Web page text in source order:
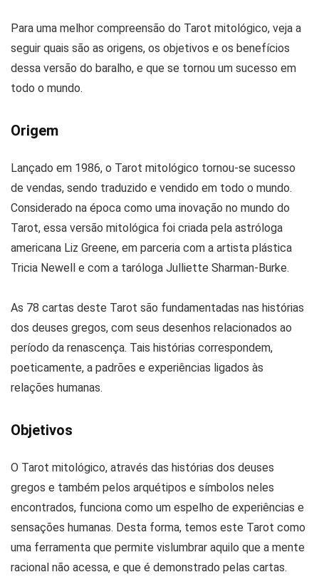
Para uma melhor compreensão do Tarot mitológico, veja a
seguir quais são as origens, os objetivos e os benefícios
dessa versão do baralho, e que se tornou um sucesso em
todo o mundo.
Origem
Lançado em 1986, o Tarot mitológico tornou-se sucesso
de vendas, sendo traduzido e vendido em todo o mundo.
Considerado na época como uma inovação no mundo do
Tarot, essa versão mitológica foi criada pela astróloga
americana Liz Greene, em parceria com a artista plástica
Tricia Newell e com a taróloga Julliette Sharman-Burke.
As 78 cartas deste Tarot são fundamentadas nas histórias
dos deuses gregos, com seus desenhos relacionados ao
período da renascença. Tais histórias correspondem,
poeticamente, a padrões e experiências ligados às
relações humanas.
Objetivos
O Tarot mitológico, através das histórias dos deuses
gregos e também pelos arquétipos e símbolos neles
encontrados, funciona como um espelho de experiências e
sensações humanas. Desta forma, temos este Tarot como
uma ferramenta que permite vislumbrar aquilo que a mente
racional não acessa, e que é demonstrado pelas cartas.